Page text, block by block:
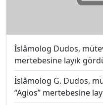
İslâmolog Dudos,
mertebesine layık
İslâmolog G. Dudos,
“Agios” mertebesine